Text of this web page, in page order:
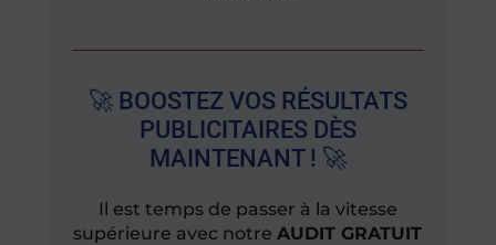
🚀 BOOSTEZ VOS RÉSULTATS
PUBLICITAIRES DÈS
MAINTENANT ! 🚀
Il est temps de passer à la vitesse
supérieure avec notreAUDIT GRATUIT